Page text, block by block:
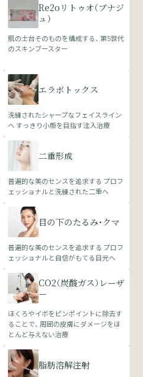
Re2oリトゥオ（ブナジ
ュ）
肌の土台そのものを構成する、 第5世代
のスキンブースター
エラボトックス
洗練されたシャープなフェイスライン
へ すっきり小顔を目指す注入治療
二重形成
普遍的な美のセンスを追求する プロフ
ェッショナルと洗練された二重へ
目の下のたるみ・クマ
普遍的な美のセンスを追求する プロフ
ェッショナルと自信がもてる目元へ
CO2（炭酸ガス）レーザ
ー
ほくろやイボをピンポイントに除去す
ることで、 周囲の皮膚にダメージをほ
とんど与えない治療
脂肪溶解注射